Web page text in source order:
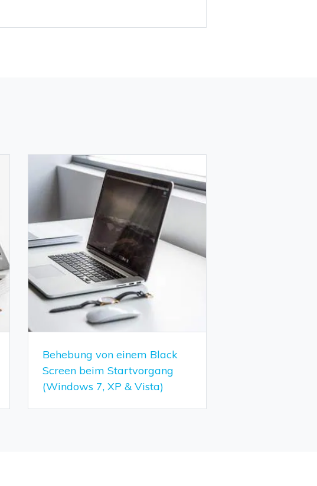
Behebung von einem Black
Screen beim Startvorgang
(Windows 7, XP & Vista)